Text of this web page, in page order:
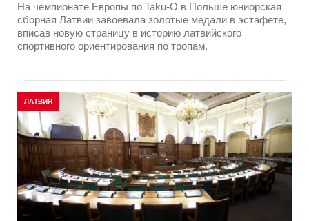
На чемпионате Европы по Taku-O в Польше юниорская
сборная Латвии завоевала золотые медали в эстафете,
вписав новую страницу в историю латвийского
спортивного ориентирования по тропам.
ЛАТВИЯ